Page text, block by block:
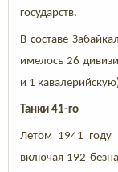
государств.
В составе
имелось 26
и 1
Танки 41-го
Летом 1941 году
включая 192